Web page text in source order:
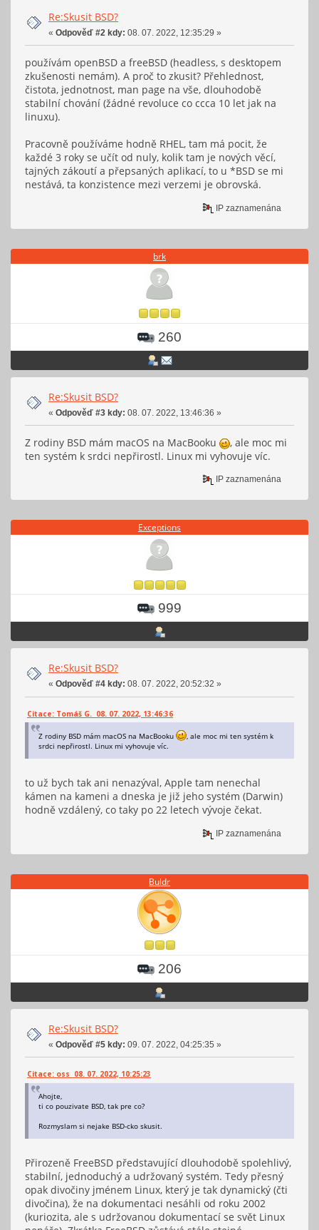
Re:Skusit BSD?
« Odpověď #2 kdy: 08. 07. 2022, 12:35:29 »
používám openBSD a freeBSD (headless, s desktopem
zkušenosti nemám). A proč to zkusit? Přehlednost,
čistota, jednotnost, man page na vše, dlouhodobě
stabilní chování (žádné revoluce co ccca 10 let jak na
linuxu).
Pracovně používáme hodně RHEL, tam má pocit, že
každé 3 roky se učít od nuly, kolik tam je nových věcí,
tajných zákoutí a přepsaných aplikací, to u *BSD se mi
nestává, ta konzistence mezi verzemi je obrovská.
IP zaznamenána
brk
260
Re:Skusit BSD?
« Odpověď #3 kdy: 08. 07. 2022, 13:46:36 »
Z rodiny BSD mám macOS na MacBooku
, ale moc mi
ten systém k srdci nepřirostl. Linux mi vyhovuje víc.
IP zaznamenána
Exceptions
999
Re:Skusit BSD?
« Odpověď #4 kdy: 08. 07. 2022, 20:52:32 »
Citace: Tomáš G. 08. 07. 2022, 13:46:36
Z rodiny BSD mám macOS na MacBooku
, ale moc mi ten systém k
srdci nepřirostl. Linux mi vyhovuje víc.
to už bych tak ani nenazýval, Apple tam nenechal
kámen na kameni a dneska je již jeho systém (Darwin)
hodně vzdálený, co taky po 22 letech vývoje čekat.
IP zaznamenána
Buldr
206
Re:Skusit BSD?
« Odpověď #5 kdy: 09. 07. 2022, 04:25:35 »
Citace: oss 08. 07. 2022, 10:25:23
Ahojte,
ti co pouzivate BSD, tak pre co?
Rozmyslam si nejake BSD-cko skusit.
Přirozeně FreeBSD představující dlouhodobě spolehlivý,
stabilní, jednoduchý a udržovaný systém. Tedy přesný
opak divočiny jménem Linux, který je tak dynamický (čti
divočina), že na dokumentaci nesáhli od roku 2002
(kuriozita, ale s udržovanou dokumentací se svět Linux